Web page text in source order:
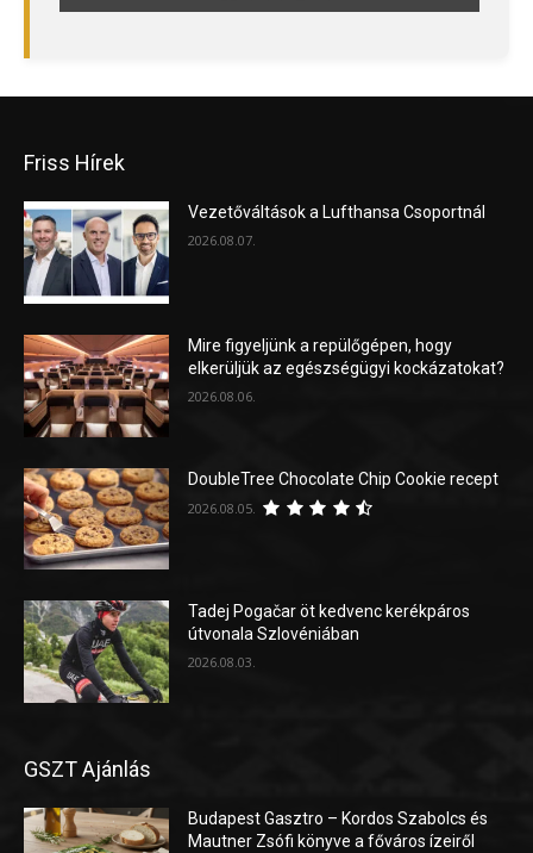
Friss Hírek
Vezetőváltások a Lufthansa Csoportnál
2026.08.07.
Mire figyeljünk a repülőgépen, hogy
elkerüljük az egészségügyi kockázatokat?
2026.08.06.
DoubleTree Chocolate Chip Cookie recept
2026.08.05.
Tadej Pogačar öt kedvenc kerékpáros
útvonala Szlovéniában
2026.08.03.
GSZT Ajánlás
Budapest Gasztro – Kordos Szabolcs és
Mautner Zsófi könyve a főváros ízeiről